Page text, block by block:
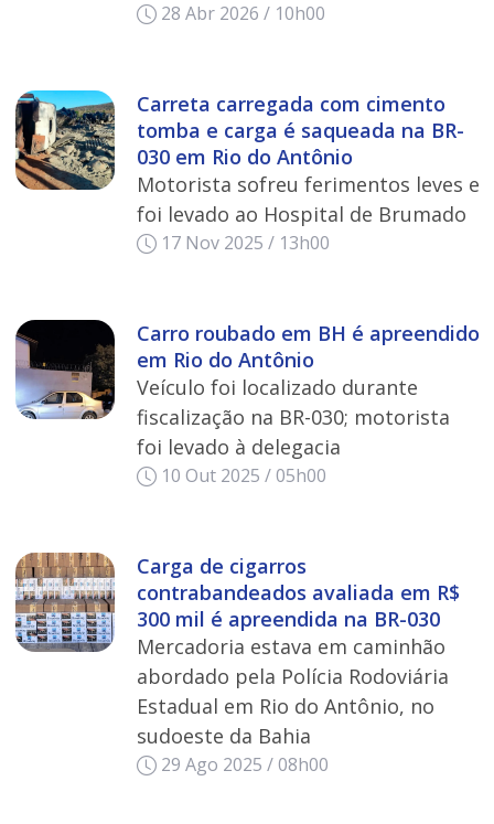
28 Abr 2026 / 10h00
Carreta carregada com cimento
tomba e carga é saqueada na BR-
030 em Rio do Antônio
Motorista sofreu ferimentos leves e
foi levado ao Hospital de Brumado
17 Nov 2025 / 13h00
Carro roubado em BH é apreendido
em Rio do Antônio
Veículo foi localizado durante
fiscalização na BR-030; motorista
foi levado à delegacia
10 Out 2025 / 05h00
Carga de cigarros
contrabandeados avaliada em R$
300 mil é apreendida na BR-030
Mercadoria estava em caminhão
abordado pela Polícia Rodoviária
Estadual em Rio do Antônio, no
sudoeste da Bahia
29 Ago 2025 / 08h00